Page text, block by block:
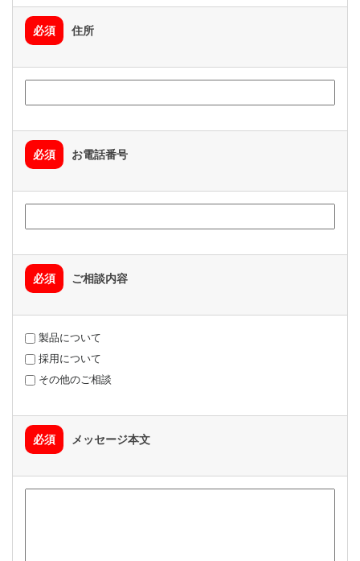
必須 住所
必須 お電話番号
必須 ご相談内容
製品について
採用について
その他のご相談
必須 メッセージ本文